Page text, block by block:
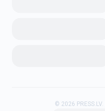
© 2026 PRESS.LV.